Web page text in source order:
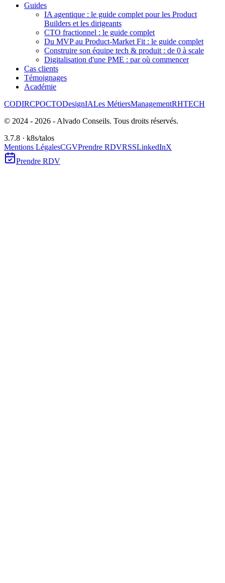
Guides
IA agentique : le guide complet pour les Product
Builders et les dirigeants
CTO fractionnel : le guide complet
Du MVP au Product-Market Fit : le guide complet
Construire son équipe tech & produit : de 0 à scale
Digitalisation d'une PME : par où commencer
Cas clients
Témoignages
Académie
CODIRCPOCTODesignIALes MétiersManagementRHTECH
© 2024 - 2026 - Alvado Conseils. Tous droits réservés.
3.7.8 · k8s/talos
Mentions LégalesCGVPrendre RDVRSSLinkedInX
Prendre RDV